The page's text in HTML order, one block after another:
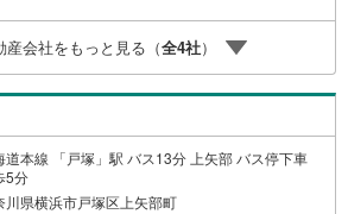
利）※上記金利は 2026年8月時点 のもので
用金利は融資実行時のものとなります。金
記の返済額と異なる場合があります。ーー
ーーーーーーーーーーーーーーーー
産会社をもっと見る（全4社）
道本線 「戸塚」駅 バス13分 上矢部 バス停下車
5分
川県横浜市戸塚区上矢部町